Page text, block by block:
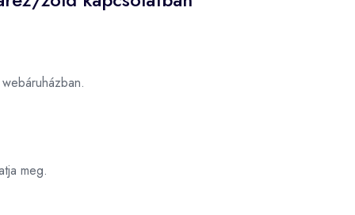
webáruházban.
meg.